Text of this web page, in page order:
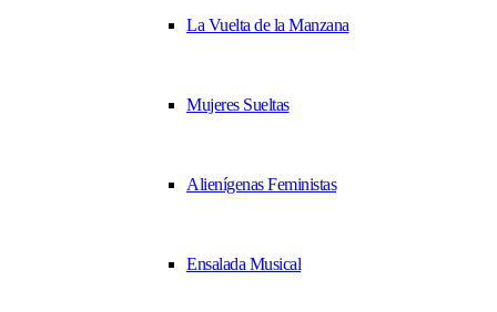
La Vuelta de la Manzana
Mujeres Sueltas
Alienígenas Feministas
Ensalada Musical